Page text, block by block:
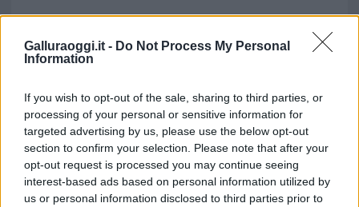
Galluraoggi.it - Do Not Process My Personal
Information
If you wish to opt-out of the sale, sharing to third parties, or
processing of your personal or sensitive information for
targeted advertising by us, please use the below opt-out
section to confirm your selection. Please note that after your
opt-out request is processed you may continue seeing
interest-based ads based on personal information utilized by
us or personal information disclosed to third parties prior to